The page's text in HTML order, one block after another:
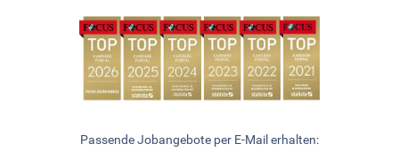
Passende Jobangebote per E-Mail erhalten: